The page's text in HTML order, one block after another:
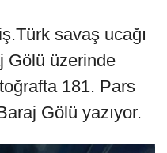
savaş ucağı
Gölü üzerinde
181. Pars
Gölü yazıyor.